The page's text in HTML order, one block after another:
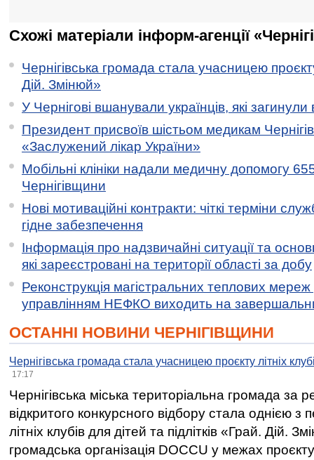
Схожі матеріали інформ-агенції
Чернігівська громада стала учасницею
Дій. Змінюй»
У Чернігові вшанували українців, які загинули
Президент присвоїв шістьом медикам
«Заслужений лікар України»
Мобільні клініки надали медичну допомогу
Чернігівщини
Нові мотиваційні контракти: чіткі терміни
гідне забезпечення
Інформація про надзвичайні ситуації та
які зареєстровані на території області за добу
Реконструкція магістральних теплових мереж
управлінням НЕФКО виходить на
ОСТАННІ НОВИНИ ЧЕРНІГІВЩИНИ
Чернігівська громада стала учасницею проєкту літніх
17:17
Чернігівська міська територіальна громада за
відкритого конкурсного відбору стала однією
літніх клубів для дітей та підлітків «Грай. Дій.
громадська організація DOCCU у межах